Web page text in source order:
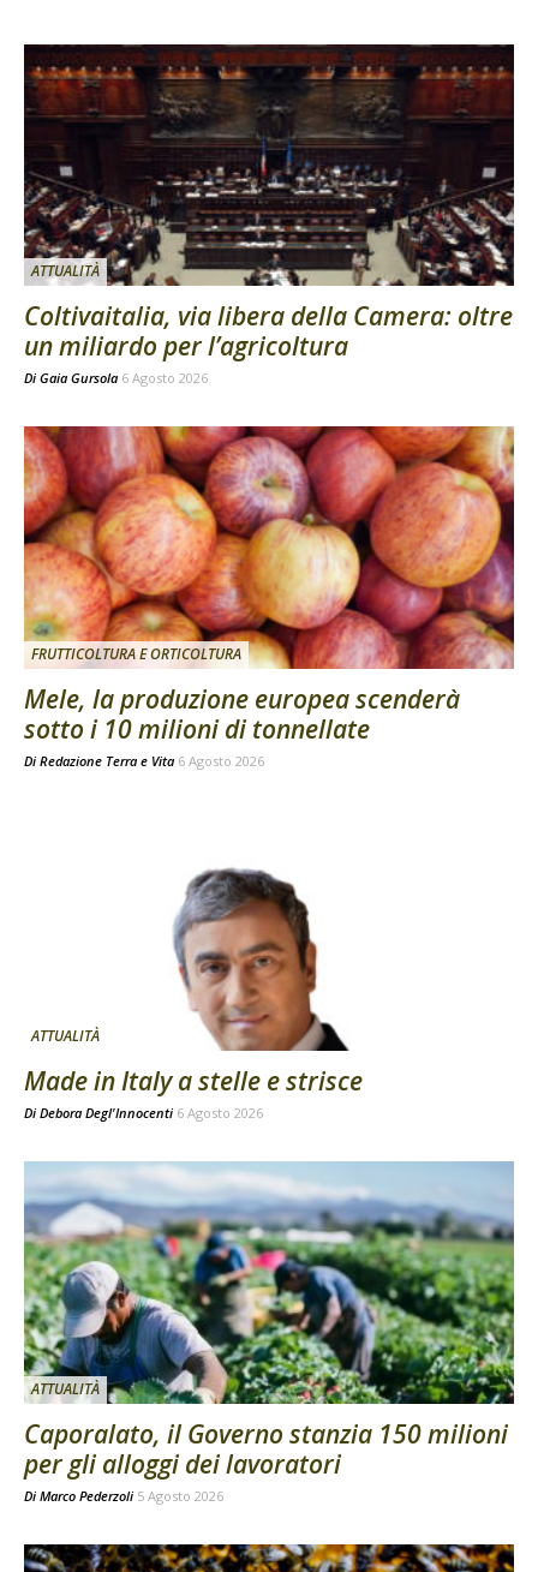
ATTUALITÀ
Coltivaitalia, via libera della Camera: oltre
un miliardo per l’agricoltura
Di Gaia Gursola 6 Agosto 2026
FRUTTICOLTURA E ORTICOLTURA
Mele, la produzione europea scenderà
sotto i 10 milioni di tonnellate
Di Redazione Terra e Vita 6 Agosto 2026
ATTUALITÀ
Made in Italy a stelle e strisce
Di Debora Degl'Innocenti 6 Agosto 2026
ATTUALITÀ
Caporalato, il Governo stanzia 150 milioni
per gli alloggi dei lavoratori
Di Marco Pederzoli 5 Agosto 2026